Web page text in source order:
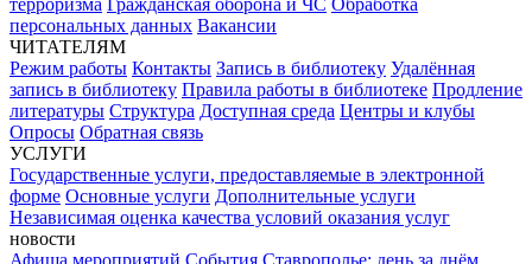
терроризма Гражданская оборона и ЧС Обработка
персональных данных Вакансии
ЧИТАТЕЛЯМ
Режим работы Контакты Запись в библиотеку Удалённая
запись в библиотеку Правила работы в библиотеке Продление
литературы Структура Доступная среда Центры и клубы
Опросы Обратная связь
УСЛУГИ
Государственные услуги, предоставляемые в электронной
форме Основные услуги Дополнительные услуги
Независимая оценка качества условий оказания услуг
новости
Афиша мероприятий События Ставрополье: день за днём